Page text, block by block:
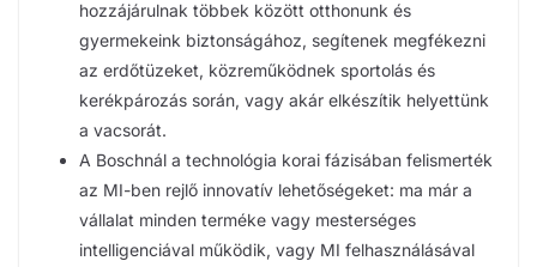
hozzájárulnak többek között otthonunk és
gyermekeink biztonságához, segítenek megfékezni
az erdőtüzeket, közreműködnek sportolás és
kerékpározás során, vagy akár elkészítik helyettünk
a vacsorát.
A Boschnál a technológia korai fázisában felismerték
az MI-ben rejlő innovatív lehetőségeket: ma már a
vállalat minden terméke vagy mesterséges
intelligenciával működik, vagy MI felhasználásával